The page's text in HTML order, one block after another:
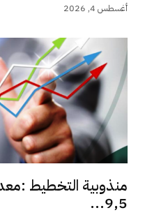
أغسطس 4, 2026
منذوبية التخطيط
9,5...